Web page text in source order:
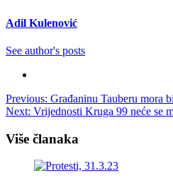
Adil Kulenović
See author's posts
Post
navigation
Previous: Građaninu Tauberu mora
Next: Vrijednosti Kruga 99 neće se
Više članaka